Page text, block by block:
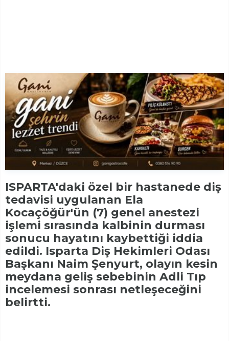
ISPARTA'daki özel bir hastanede diş
tedavisi uygulanan Ela
Kocaçöğür'ün (7) genel anestezi
işlemi sırasında kalbinin durması
sonucu hayatını kaybettiği iddia
edildi. Isparta Diş Hekimleri Odası
Başkanı Naim Şenyurt, olayın kesin
meydana geliş sebebinin Adli Tıp
incelemesi sonrası netleşeceğini
belirtti.